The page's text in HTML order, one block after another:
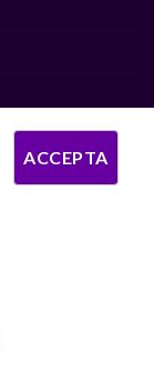
ACCEPTA